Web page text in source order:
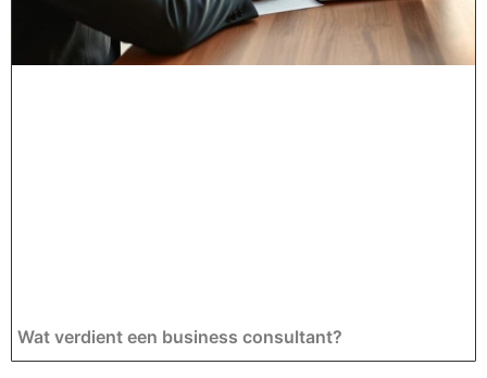
Wat verdient een business consultant?